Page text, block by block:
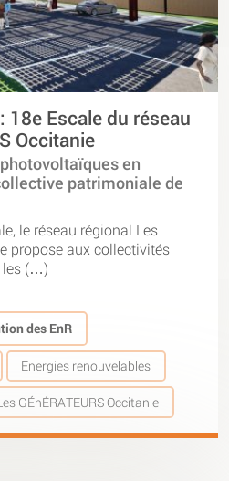
Escale du réseau
Occitanie
en
patrimoniale de
le réseau régional Les
propose aux collectivités
les (…)
des EnR
Energies renouvelables
GÉnÉRATEURS Occitanie